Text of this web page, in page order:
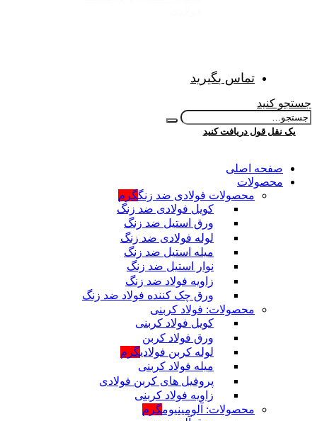
تماس بگیرید
جستجو کنید
یک نقل قول دریافت کنید
صفحه اصلی
محصولات
محصولات فولادی ضد زنگگرم
کویل فولادی ضد زنگ
ورق استیل ضد زنگ
لوله فولادی ضد زنگ
میله استیل ضد زنگ
نوار استیل ضد زنگ
زاویه فولاد ضد زنگ
ورق چک کننده فولاد ضد زنگ
محصولات: فولاد کربنی
کویل فولاد کربنی
ورق فولاد کربن
لوله کربن فولادیگرم
میله فولاد کربنی
پروفیل های کربن فولادی
زاویه فولاد کربنی
محصولات: آلومینیومگرم